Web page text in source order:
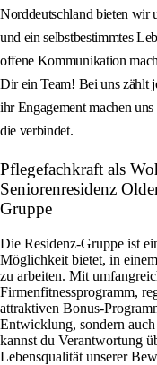
Norddeutschland bieten wir
und ein selbstbestimmtes
offene Kommunikation
Dir ein Team! Bei uns zählt
ihr Engagement machen
die verbindet.
Pflegefachkraft als
Seniorenresidenz
Gruppe
Die Residenz-Gruppe ist
Möglichkeit bietet, in
zu arbeiten. Mit
Firmenfitnessprogramm,
attraktiven Bonus-
Entwicklung, sondern
kannst du Verantwortung
Lebensqualität unserer